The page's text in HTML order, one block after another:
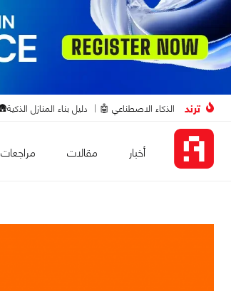
ترند الذكاء الاصطناعي 🤖 دليل بناء المنازل الذكية🛖
أخبار مقالات مراجعات